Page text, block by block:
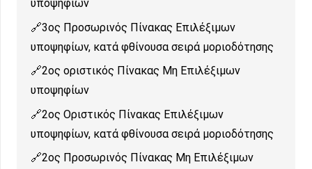
υποψηφίων
3ος Προσωρινός Πίνακας Επιλέξιμων
υποψηφίων, κατά φθίνουσα σειρά μοριοδότησης
2ος οριστικός Πίνακας Μη Επιλέξιμων
υποψηφίων
2ος Οριστικός Πίνακας Επιλέξιμων
υποψηφίων, κατά φθίνουσα σειρά μοριοδότησης
2ος Προσωρινός Πίνακας Μη Επιλέξιμων